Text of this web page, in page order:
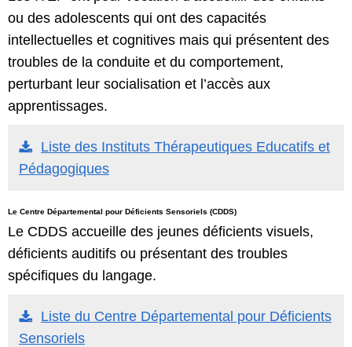
ou des adolescents qui ont des capacités
intellectuelles et cognitives mais qui présentent des
troubles de la conduite et du comportement,
perturbant leur socialisation et l’accès aux
apprentissages.
Liste des Instituts Thérapeutiques Educatifs et
Pédagogiques
Le Centre Départemental pour Déficients Sensoriels (CDDS)
Le CDDS accueille des jeunes déficients visuels,
déficients auditifs ou présentant des troubles
spécifiques du langage.
Liste du Centre Départemental pour Déficients
Sensoriels